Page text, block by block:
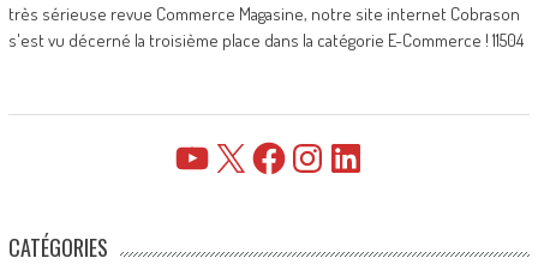
très sérieuse revue Commerce Magasine, notre site internet Cobrason
s'est vu décerné la troisième place dans la catégorie E-Commerce ! 11504
YouTube FacebookInstagramLinkedIn
CATÉGORIES